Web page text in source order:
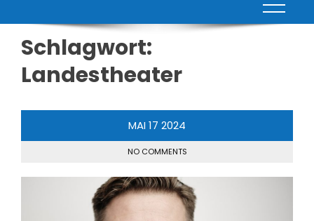
Schlagwort:
Landestheater
MAI17 2024
NO COMMENTS